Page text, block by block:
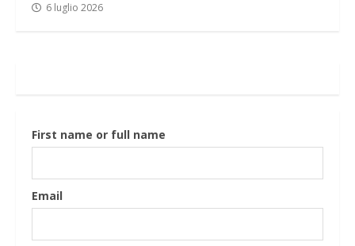
6 luglio 2026
First name or full name
Email